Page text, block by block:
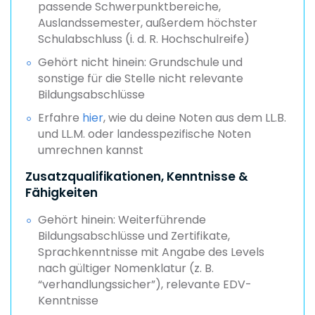
passende Schwerpunktbereiche,
Auslandssemester, außerdem höchster
Schulabschluss (i. d. R. Hochschulreife)
Gehört nicht hinein: Grundschule und
sonstige für die Stelle nicht relevante
Bildungsabschlüsse
Erfahre hier, wie du deine Noten aus dem LL.B.
und LL.M. oder landesspezifische Noten
umrechnen kannst
Zusatzqualifikationen, Kenntnisse &
Fähigkeiten
Gehört hinein: Weiterführende
Bildungsabschlüsse und Zertifikate,
Sprachkenntnisse mit Angabe des Levels
nach gültiger Nomenklatur (z. B.
“verhandlungssicher”), relevante EDV-
Kenntnisse